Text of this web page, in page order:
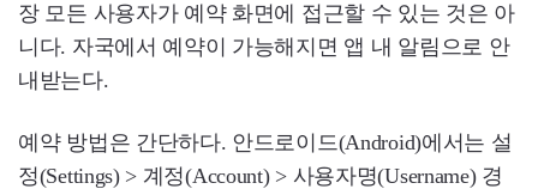
장 모든 사용자가 예약 화면에 접근할 수 있는 것은 아
니다. 자국에서 예약이 가능해지면 앱 내 알림으로 안
내받는다.
예약 방법은 간단하다. 안드로이드(Android)에서는 설
정(Settings) > 계정(Account) > 사용자명(Username) 경